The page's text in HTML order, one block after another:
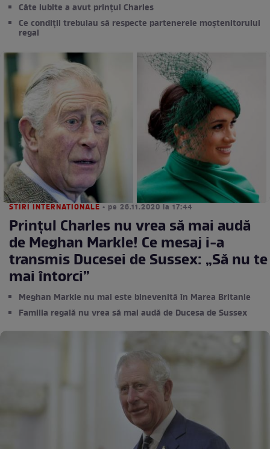
Câte iubite a avut prințul Charles
Ce condiții trebuiau să respecte partenerele moștenitorului
regal
STIRI INTERNATIONALE • pe 26.11.2020 la 17:44
Prințul Charles nu vrea să mai audă
de Meghan Markle! Ce mesaj i-a
transmis Ducesei de Sussex: „Să nu te
mai întorci”
Meghan Markle nu mai este binevenită în Marea Britanie
Familia regală nu vrea să mai audă de Ducesa de Sussex